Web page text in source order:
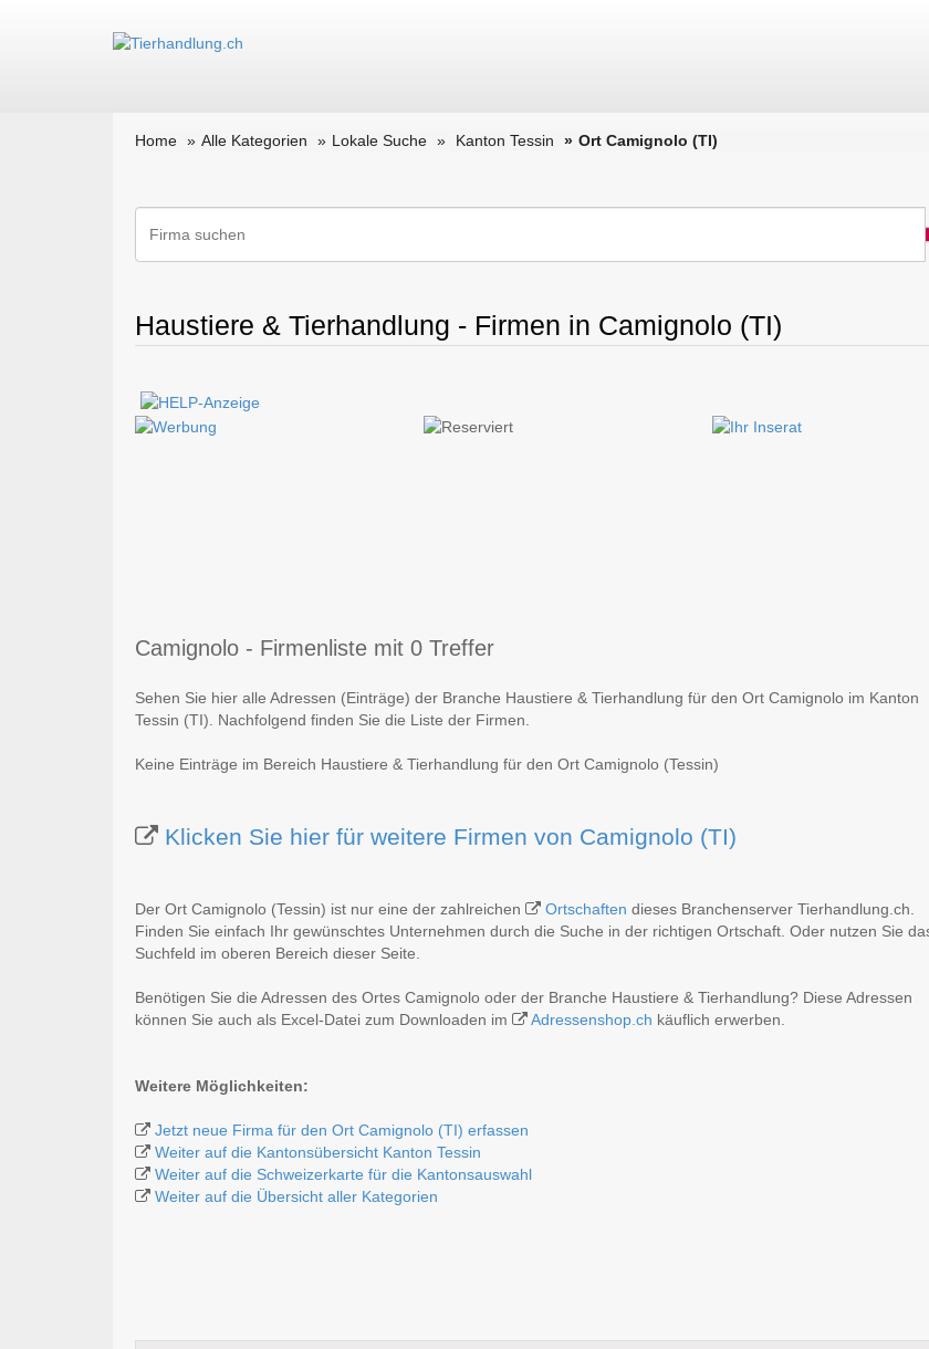
Home Alle Kategorien Lokale Suche Kanton Tessin Ort Camignolo (TI)
Haustiere & Tierhandlung - Firmen in Camignolo (TI)
Camignolo - Firmenliste mit 0 Treffer
Sehen Sie hier alle Adressen (Einträge) der Branche Haustiere & Tierhandlung für den Ort Camignolo im Kanton
Tessin (TI). Nachfolgend finden Sie die Liste der Firmen.
Keine Einträge im Bereich Haustiere & Tierhandlung für den Ort Camignolo (Tessin)
Klicken Sie hier für weitere Firmen von Camignolo (TI)
Der Ort Camignolo (Tessin) ist nur eine der zahlreichen Ortschaften dieses Branchenserver Tierhandlung.ch.
Finden Sie einfach Ihr gewünschtes Unternehmen durch die Suche in der richtigen Ortschaft. Oder nutzen Sie
Suchfeld im oberen Bereich dieser Seite.
Benötigen Sie die Adressen des Ortes Camignolo oder der Branche Haustiere & Tierhandlung? Diese Adressen
können Sie auch als Excel-Datei zum Downloaden im
Adressenshop.ch käuflich erwerben.
Weitere Möglichkeiten:
Jetzt neue Firma für den Ort Camignolo (TI) erfassen
Weiter auf die Kantonsübersicht Kanton Tessin
Weiter auf die Schweizerkarte für die Kantonsauswahl
Weiter auf die Übersicht aller Kategorien